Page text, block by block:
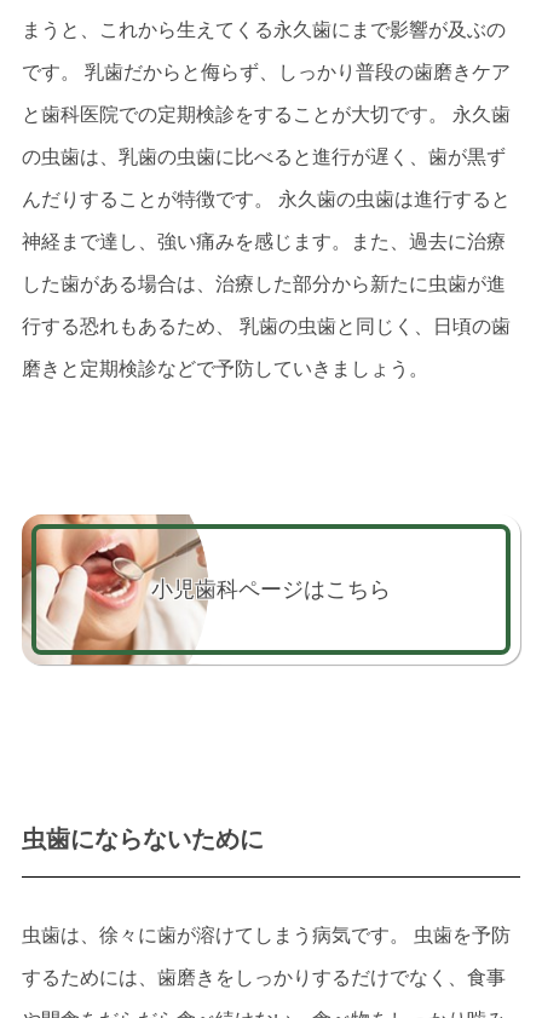
まうと、これから生えてくる永久歯にまで影響が及ぶの
です。 乳歯だからと侮らず、しっかり普段の歯磨きケア
と歯科医院での定期検診をすることが大切です。 永久歯
の虫歯は、乳歯の虫歯に比べると進行が遅く、歯が黒ず
んだりすることが特徴です。 永久歯の虫歯は進行すると
神経まで達し、強い痛みを感じます。また、過去に治療
した歯がある場合は、治療した部分から新たに虫歯が進
行する恐れもあるため、 乳歯の虫歯と同じく、日頃の歯
磨きと定期検診などで予防していきましょう。
小児歯科ページはこちら
虫歯にならないために
虫歯は、徐々に歯が溶けてしまう病気です。 虫歯を予防
するためには、歯磨きをしっかりするだけでなく、食事